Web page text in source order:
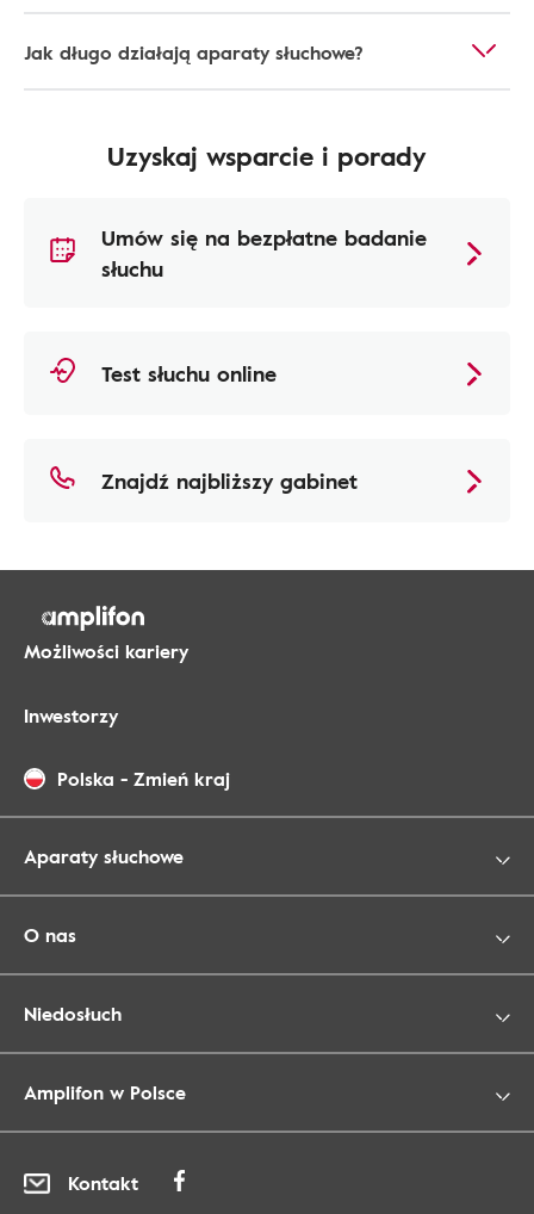
Jak długo działają aparaty słuchowe?
Uzyskaj wsparcie i porady
Umów się na bezpłatne badanie
słuchu
Test słuchu online
Znajdź najbliższy gabinet
Możliwości kariery
Inwestorzy
Polska - Zmień kraj
Aparaty słuchowe
O nas
Niedosłuch
Amplifon w Polsce
Kontakt